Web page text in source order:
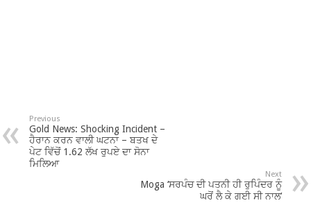
Previous
Gold News: Shocking Incident –
ਹੈਰਾਨ ਕਰਨ ਵਾਲੀ ਘਟਨਾ – ਬਤਖ ਦੇ
ਪੇਟ ਵਿੱਚੋਂ 1.62 ਲੱਖ ਰੁਪਏ ਦਾ ਸੋਨਾ
ਮਿਲਿਆ
Next
Moga ‘ਸਰਪੰਚ ਦੀ ਪਤਨੀ ਹੀ ਰੁਪਿੰਦਰ ਨੂੰ
ਘਰੋਂ ਲੈ ਕੇ ਗਈ ਸੀ ਨਾਲ’